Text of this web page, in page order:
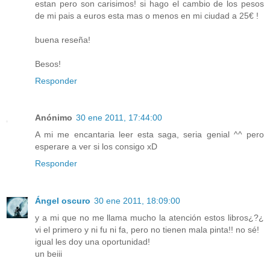
estan pero son carisimos! si hago el cambio de los pesos
de mi pais a euros esta mas o menos en mi ciudad a 25€ !
buena reseña!
Besos!
Responder
Anónimo 30 ene 2011, 17:44:00
A mi me encantaria leer esta saga, seria genial ^^ pero
esperare a ver si los consigo xD
Responder
Ángel oscuro 30 ene 2011, 18:09:00
y a mi que no me llama mucho la atención estos libros¿?¿
vi el primero y ni fu ni fa, pero no tienen mala pinta!! no sé!
igual les doy una oportunidad!
un beiii